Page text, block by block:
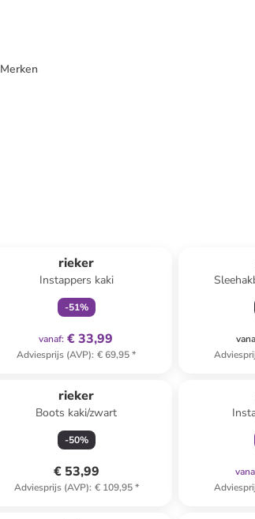
Merken
rieker
Instappers kaki
-51%
vanaf: € 33,99
Adviesprijs (AVP): € 69,95*
rieker
Boots kaki/zwart
-50%
€ 53,99
Adviesprijs (AVP): € 109,95*